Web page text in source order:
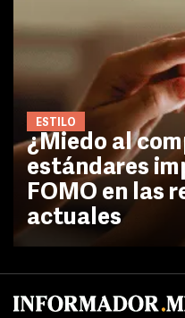
ESTILO
¿Miedo al
estándares
FOMO en las
actuales